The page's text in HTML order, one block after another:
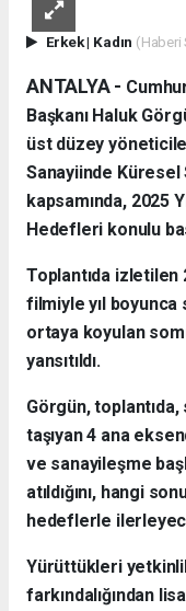
Erkek| Kadın (Haberi
ANTALYA -
Başkanı Haluk
üst düzey
Sanayiinde
kapsamında, 2025
Hedefleri konulu
Toplantıda
filmiyle yıl
ortaya koyulan
yansıtıldı.
Görgün,
taşıyan 4 ana
ve sanayileşme
atıldığını, hangi
hedeflerle
Yürüttükleri
farkındalığından